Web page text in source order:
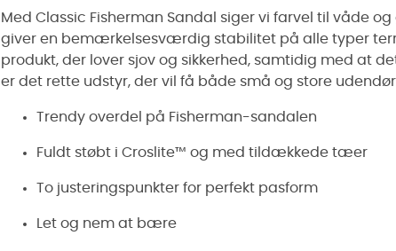
Med Classic Fisherman Sandal siger vi farvel til våde
giver en bemærkelsesværdig stabilitet på alle typer
produkt, der lover sjov og sikkerhed, samtidig med at
er det rette udstyr, der vil få både små og store
Trendy overdel på Fisherman-sandalen
Fuldt støbt i Croslite™ og med tildækkede tæer
To justeringspunkter for perfekt pasform
Let og nem at bære